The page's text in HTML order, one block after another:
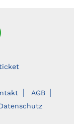
auf facebook
AGB